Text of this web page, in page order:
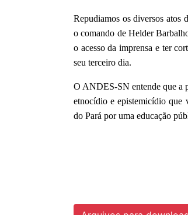
Repudiamos os diversos atos
o comando de Helder
o acesso da imprensa e ter
seu terceiro dia.
O ANDES-SN entende que a
etnocídio e epistemicídio que
do Pará por uma educação